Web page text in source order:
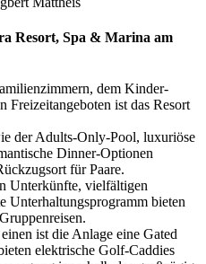
Resort, Spa & Marina am
dem Kinder-
Freizeitangeboten ist das Resort
der Adults-Only-Pool, luxuriöse
Dinner-Optionen
für Paare.
Unterkünfte, vielfältigen
Unterhaltungsprogramm bieten
ist die Anlage eine Gated
elektrische Golf-Caddies